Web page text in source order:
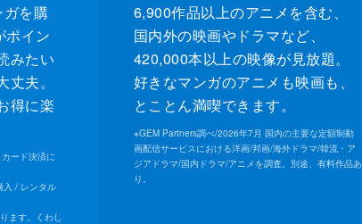
を購
ポイン
みたい
夫。
得に楽
ード決済に
入 / レンタル
ます。くわし
6,900作品以上のアニメを含む、
国内外の映画やドラマなど、
420,000本以上の映像が見放題。
好きなマンガのアニメも映画も、
とことん満喫できます。
※GEM Partners調べ/2026年7⽉ 国内の主要な定額制動
画配信サービスにおける洋画/邦画/海外ドラマ/韓流・ア
ジアドラマ/国内ドラマ/アニメを調査。別途、有料作品あ
り。